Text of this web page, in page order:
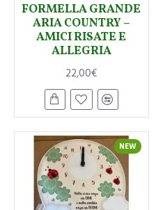
FORMELLA GRANDE
ARIA COUNTRY –
AMICI RISATE E
ALLEGRIA
22,00€
NEW